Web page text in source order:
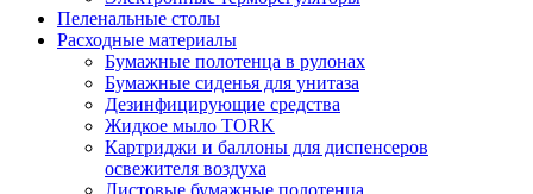
Пеленальные столы
Расходные материалы
Бумажные полотенца в рулонах
Бумажные сиденья для унитаза
Дезинфицирующие средства
Жидкое мыло TORK
Картриджи и баллоны для диспенсеров
освежителя воздуха
Листовые бумажные полотенца